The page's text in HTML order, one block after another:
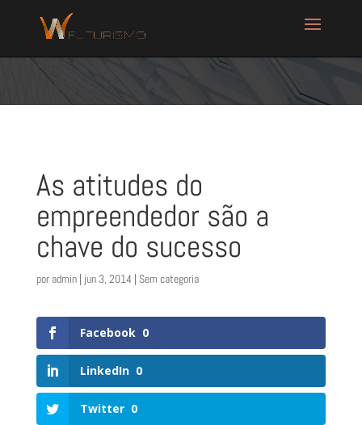
As atitudes do
empreendedor são a
chave do sucesso
por admin| jun 3, 2014 | Sem categoria
Facebook 0
LinkedIn 0
Twitter 0